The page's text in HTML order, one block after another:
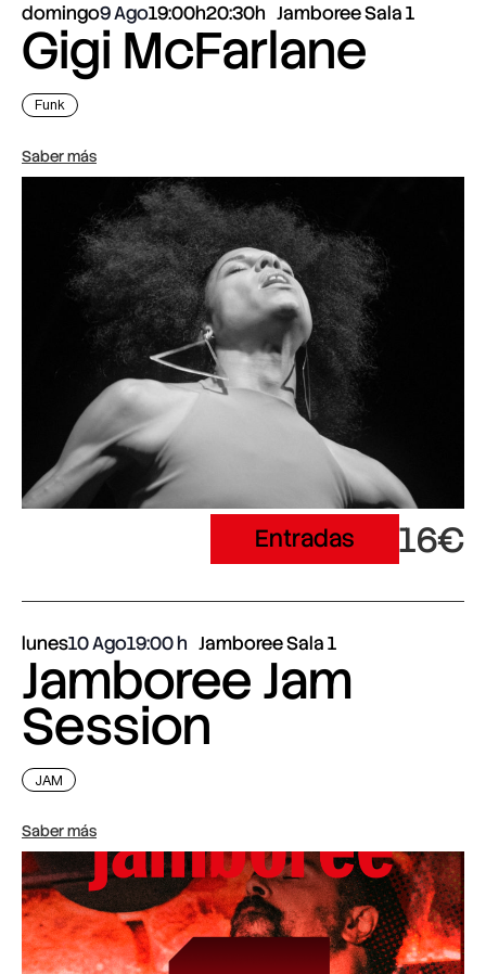
domingo9 Ago19:00h20:30h Jamboree Sala 1
Gigi McFarlane
Funk
Saber más
Entradas 16€
lunes10 Ago19:00 Jamboree Sala 1
Jamboree Jam
Session
JAM
Saber más